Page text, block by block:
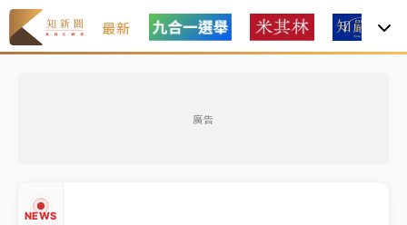
最新
廣告
NEWS
有片｜
連根拔起